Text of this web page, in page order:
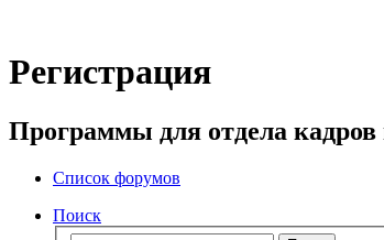
Регистрация
Программы для отдела
Список форумов
Поиск